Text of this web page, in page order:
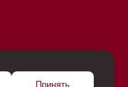
Принять